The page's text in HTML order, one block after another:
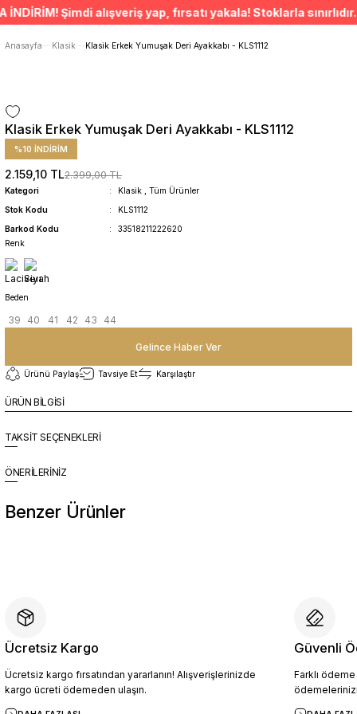
ÜCRETSİZ TESLİMAT İMKANI
SÜRDÜRÜLEBİLİR ÜRÜNLER
Anasayfa
Klasik Klasik Erkek Yumuşak Deri Ayakkabı - KLS1112
Klasik Erkek Yumuşak Deri Ayakkabı - KLS1112
%10 İNDİRİM
2.159,10 TL2.399,00 TL
Kategori Klasik
Tüm Ürünler
Stok Kodu
KLS1112
Barkod Kodu
33518211222620
Renk
Beden
39 40 41 42 43 44
Gelince Haber Ver
Ürünü Paylaş Tavsiye Et Karşılaştır
ÜRÜN BİLGİSİ
TAKSİT SEÇENEKLERİ
ÖNERİLERİNİZ
Benzer Ürünler
4.904,10 TL
5.449,00 TL
Sepete Ekle
Ücretsiz Kargo
Ücretsiz kargo fırsatından yararlanın! Alışverişlerinizde
kargo ücreti ödemeden ulaşın.
Güvenli
Farklı
Şimdi alışveriş yap, fırsatı yakala! Stoklarla